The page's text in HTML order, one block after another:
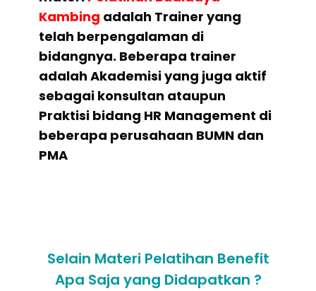
Kambing adalah Trainer yang
telah berpengalaman di
bidangnya. Beberapa trainer
adalah Akademisi yang juga aktif
sebagai konsultan ataupun
Praktisi bidang HR Management di
beberapa perusahaan BUMN dan
PMA
Selain Materi Pelatihan Benefit
Apa Saja yang Didapatkan ?